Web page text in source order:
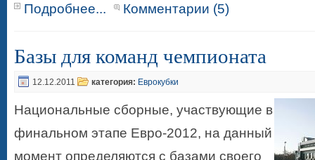
Подробнее... Комментарии (5)
Базы для команд чемпионата
12.12.2011 категория: Еврокубки
Национальные сборные, участвующие в
финальном этапе Евро-2012, на данный
момент определяются с базами своего